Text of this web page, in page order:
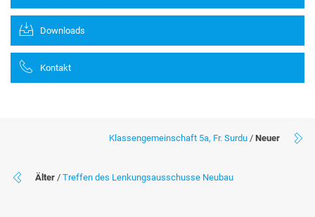
Downloads
Kontakt
Klassengemeinschaft 5a, Fr. Surdu / Neuer
Älter / Treffen des Lenkungsausschusse Neubau